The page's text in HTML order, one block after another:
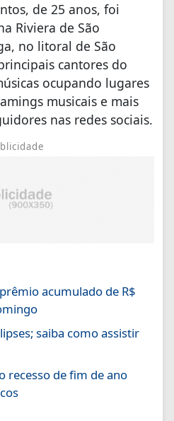
de 25 anos, foi
Riviera de São
no litoral de São
cantores do
ocupando lugares
musicais e mais
nas redes sociais.
acumulado de R$
saiba como assistir
recesso de fim de ano